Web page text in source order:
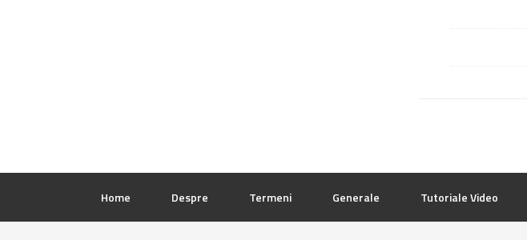
Home Despre Termeni Generale Tutoriale Video